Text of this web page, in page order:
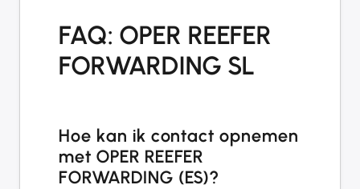
FAQ: OPER REEFER
FORWARDING SL
Hoe kan ik contact opnemen
met OPER REEFER
FORWARDING (ES)?